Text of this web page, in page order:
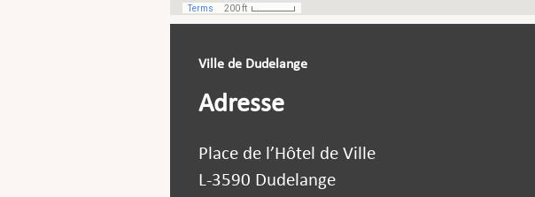
Ville de Dudelange
Adresse
Place de l’Hôtel de Ville
L-3590 Dudelange